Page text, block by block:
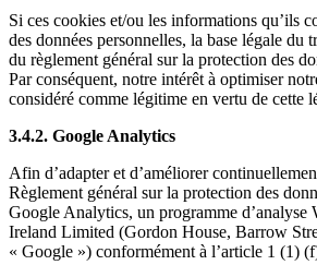
Si ces cookies et/ou les informations qu’ils
des données personnelles, la base légale du
du règlement général sur la protection des
Par conséquent, notre intérêt à optimiser
considéré comme légitime en vertu de cette
3.4.2. Google Analytics
Afin d’adapter et d’améliorer
Règlement général sur la protection des
Google Analytics, un programme d’analyse
Ireland Limited (Gordon House, Barrow
« Google ») conformément à l’article 1 (1)